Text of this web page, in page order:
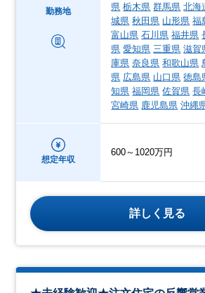
勤務地
県 栃木県 群馬県 北海
城県 秋田県 山形県 福
富山県 石川県 福井県
県 愛知県 三重県 滋賀
庫県 奈良県 和歌山県
県 広島県 山口県 徳島
知県 福岡県 佐賀県 長
宮崎県 鹿児島県 沖縄
想定年収
600～1020万円
詳しく見る